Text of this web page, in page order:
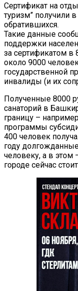
Сертификат на
туризм” получили
обратившихся.
Такие данные
поддержки
за сертификатом в
около 9000
государственной
инвалиды (и их
Полученные 8000
санаторий в
границу –
программы
400 человек
году
человеку, а в
городе сейчас